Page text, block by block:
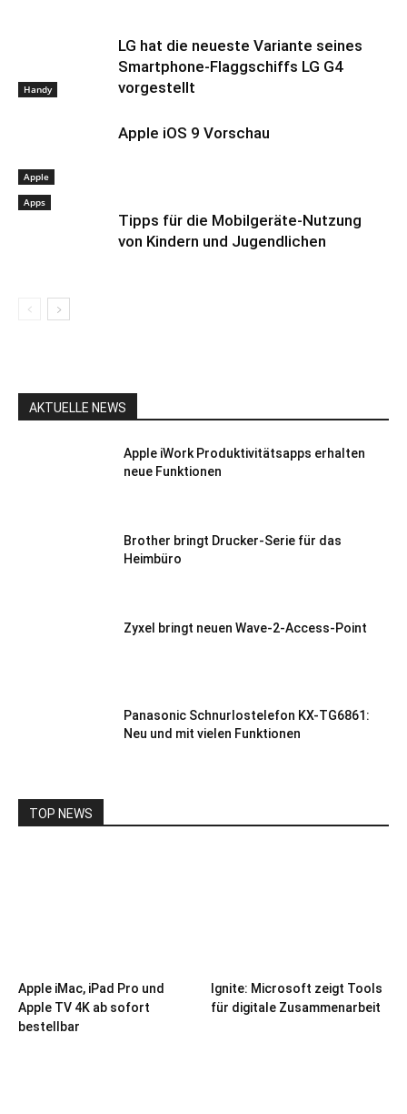
Handy
LG hat die neueste Variante seines
Smartphone-Flaggschiffs LG G4
vorgestellt
Apple
Apple iOS 9 Vorschau
Apps
Tipps für die Mobilgeräte-Nutzung
von Kindern und Jugendlichen
AKTUELLE NEWS
Apple iWork Produktivitätsapps erhalten
neue Funktionen
Brother bringt Drucker-Serie für das
Heimbüro
Zyxel bringt neuen Wave-2-Access-Point
Panasonic Schnurlostelefon KX-TG6861:
Neu und mit vielen Funktionen
TOP NEWS
Apple iMac, iPad Pro und
Apple TV 4K ab sofort
bestellbar
Ignite: Microsoft zeigt Tools
für digitale Zusammenarbeit